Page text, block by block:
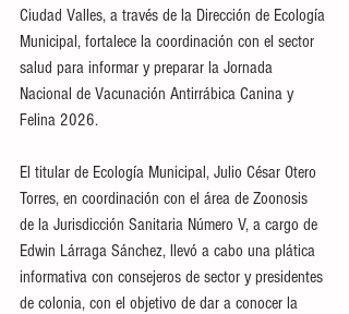
Ciudad Valles, a través de la Dirección de Ecología
Municipal, fortalece la coordinación con el sector
salud para informar y preparar la Jornada
Nacional de Vacunación Antirrábica Canina y
Felina 2026.
El titular de Ecología Municipal, Julio César Otero
Torres, en coordinación con el área de Zoonosis
de la Jurisdicción Sanitaria Número V, a cargo de
Edwin Lárraga Sánchez, llevó a cabo una plática
informativa con consejeros de sector y presidentes
de colonia, con el objetivo de dar a conocer la